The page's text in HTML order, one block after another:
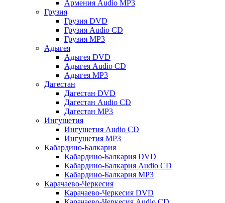
Армения Audio MP3
Грузия
Грузия DVD
Грузия Audio CD
Грузия MP3
Адыгея
Адыгея DVD
Адыгея Audio CD
Адыгея MP3
Дагестан
Дагестан DVD
Дагестан Audio CD
Дагестан MP3
Ингушетия
Ингушетия Audio CD
Ингушетия MP3
Кабардино-Балкария
Кабардино-Балкария DVD
Кабардино-Балкария Audio CD
Кабардино-Балкария MP3
Карачаево-Черкесия
Карачаево-Черкесия DVD